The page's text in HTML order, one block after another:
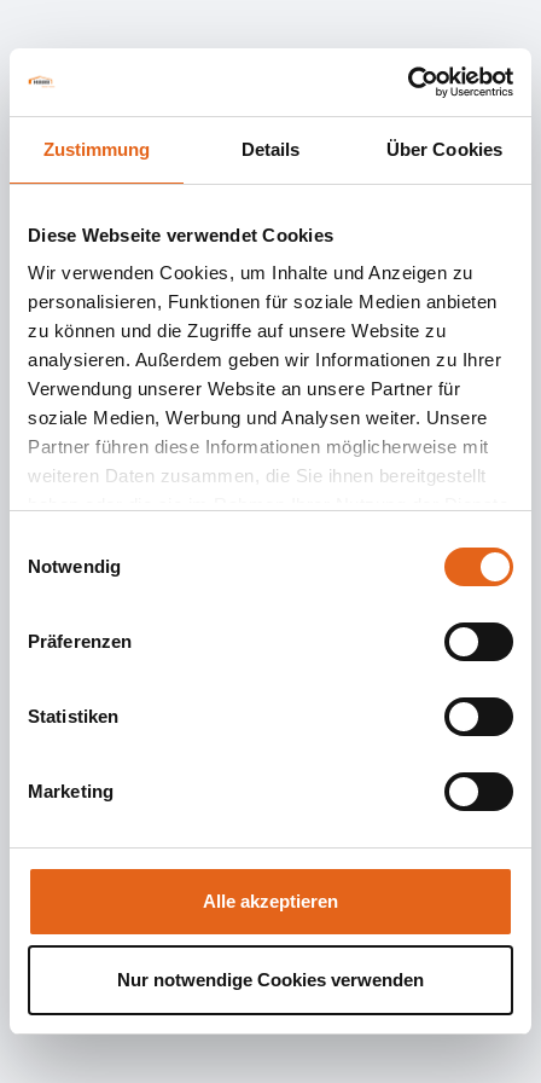
Zustimmung Details Über Cookies
Diese Webseite verwendet Cookies
Wir verwenden Cookies, um Inhalte und Anzeigen zu
personalisieren, Funktionen für soziale Medien anbieten
zu können und die Zugriffe auf unsere Website zu
analysieren. Außerdem geben wir Informationen zu Ihrer
Verwendung unserer Website an unsere Partner für
soziale Medien, Werbung und Analysen weiter. Unsere
Partner führen diese Informationen möglicherweise mit
weiteren Daten zusammen, die Sie ihnen bereitgestellt
Cookies, wenn Sie unsere Webseite weiterhin nutzen.
Notwendig
Präferenzen
Statistiken
Marketing
Alle akzeptieren
Nur notwendige Cookies verwenden